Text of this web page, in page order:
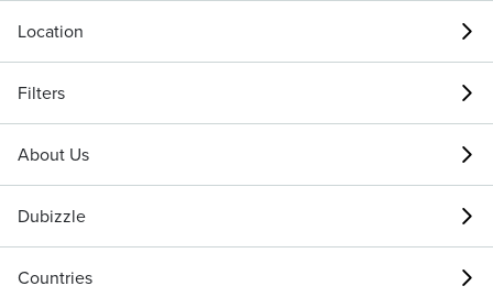
Location
Filters
About Us
Dubizzle
Countries